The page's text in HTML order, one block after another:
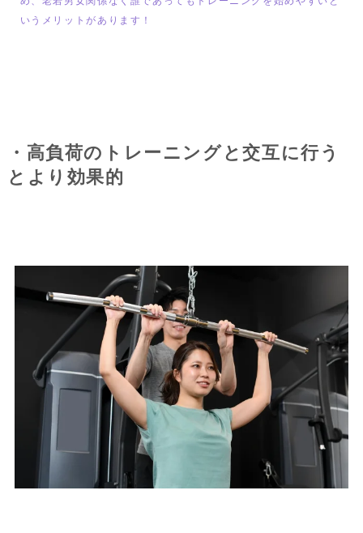
いうメリットがあります！
・高負荷のトレーニングと交互に行う
とより効果的